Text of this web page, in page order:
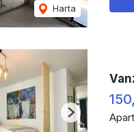
Harta
Next